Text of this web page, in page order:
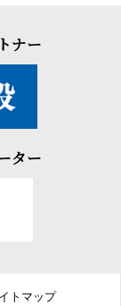
ナー
ター
トマップ